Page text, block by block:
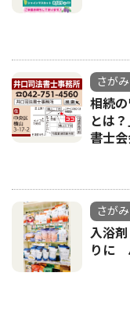
さが
相続
とは
書士
さが
入浴
りに